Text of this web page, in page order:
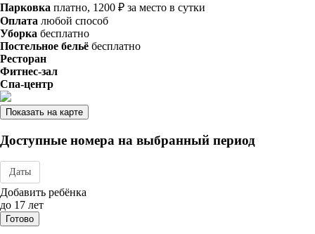
Парковка платно, 1200 ₽ за место в сутки
Оплата любой способ
Уборка бесплатно
Постельное бельё бесплатно
Ресторан
Фитнес-зал
Спа-центр
Показать на карте
Доступные номера на выбранный период
Даты
Дата заезда - отъезда
Добавить ребёнка
до 17 лет
Готово